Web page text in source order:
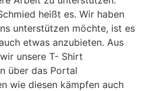
heißt es. Wir haben
unterstützen möchte, ist es
etwas anzubieten. Aus
unsere T- Shirt
über das Portal
wie diesen kämpfen auch